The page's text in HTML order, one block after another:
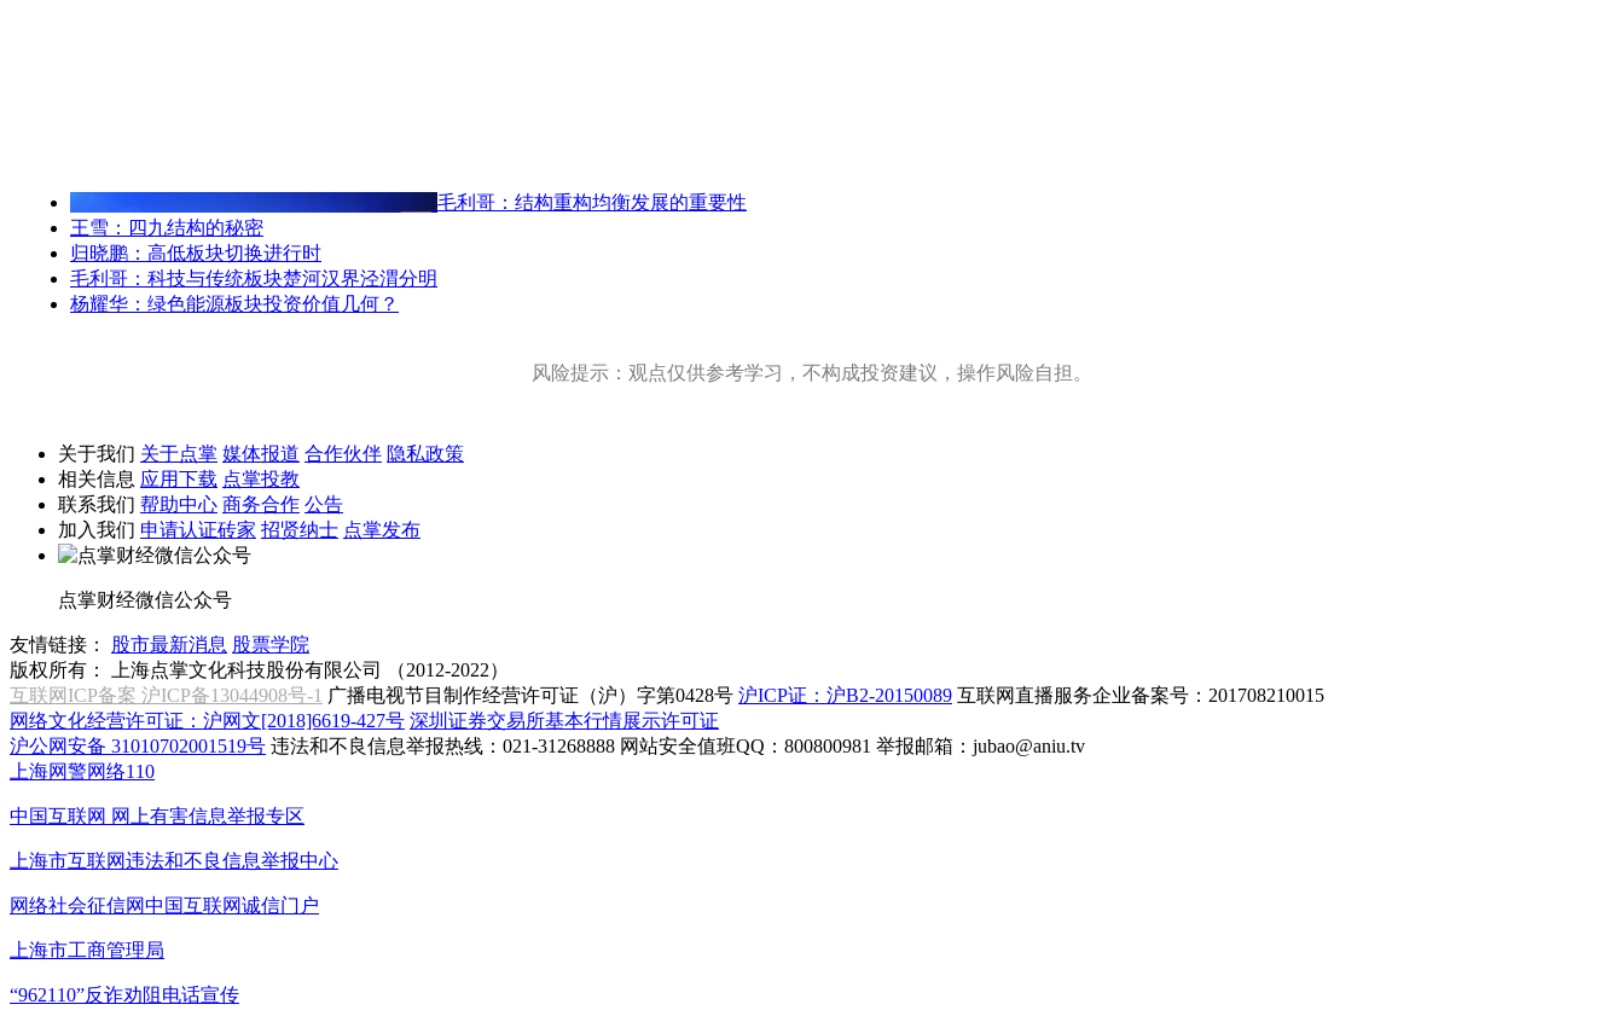
毛利哥：结构重构均衡发展的重要性
王雪：四九结构的秘密
归晓鹏：高低板块切换进行时
毛利哥：科技与传统板块楚河汉界泾渭分明
杨耀华：绿色能源板块投资价值几何？
风险提示：观点仅供参考学习，不构成投资建议，操作风险自担。
关于我们 关于点掌 媒体报道 合作伙伴 隐私政策
相关信息 应用下载 点掌投教
联系我们 帮助中心 商务合作 公告
加入我们 申请认证砖家 招贤纳士 点掌发布
点掌财经微信公众号
友情链接： 股市最新消息 股票学院
版权所有：
上海点掌文化科技股份有限公司 （2012-2022）
互联网ICP备案 沪ICP备13044908号-1 广播电视节目制作经营许可证（沪）字第0428号 沪ICP证：沪B2-20150089 互联网直播服务企业备案号：201708210015
网络文化经营许可证：沪网文[2018]6619-427号 深圳证券交易所基本行情展示许可证
沪公网安备 31010702001519号 违法和不良信息举报热线：021-31268888 网站安全值班QQ：800800981 举报邮箱： jubao@aniu.tv
上海网警网络110
中国互联网 网上有害信息举报专区
上海市互联网违法和不良信息举报中心
网络社会征信网中国互联网诚信门户
上海市工商管理局
“962110”反诈劝阻电话宣传